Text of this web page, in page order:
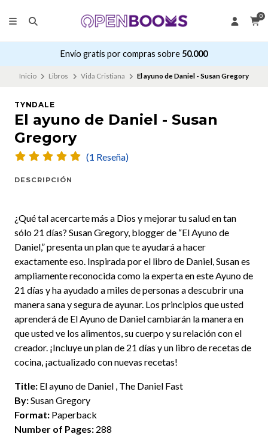
0
Envío gratis por compras sobre 50.000
Inicio Libros Vida Cristiana El ayuno de Daniel - Susan Gregory
TYNDALE
El ayuno de Daniel - Susan
Gregory
(1 Reseña)
DESCRIPCIÓN
¿Qué tal acercarte más a Dios y mejorar tu salud en tan
sólo 21 días? Susan Gregory, blogger de “El Ayuno de
Daniel,” presenta un plan que te ayudará a hacer
exactamente eso. Inspirada por el libro de Daniel, Susan es
ampliamente reconocida como la experta en este Ayuno de
21 días y ha ayudado a miles de personas a descubrir una
manera sana y segura de ayunar. Los principios que usted
aprenderá de El Ayuno de Daniel cambiarán la manera en
que usted ve los alimentos, su cuerpo y su relación con el
creador. ¡Incluye un plan de 21 días y un libro de recetas de
cocina, ¡actualizado con nuevas recetas!
Title: El ayuno de Daniel , The Daniel Fast
By:Susan Gregory
Format: Paperback
Number of Pages: 288